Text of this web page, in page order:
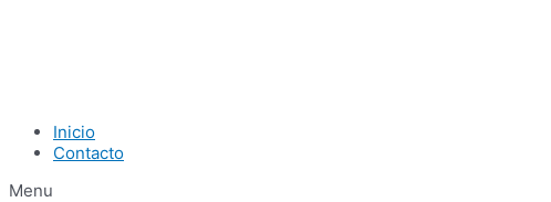
Inicio
Contacto
Menu